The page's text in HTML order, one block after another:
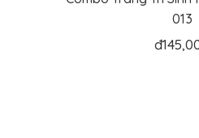
013
đ